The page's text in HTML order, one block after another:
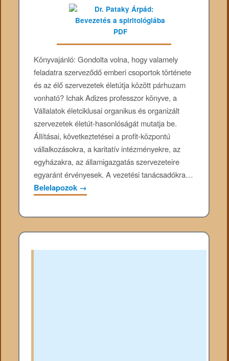
Könyvajánló: Gondolta ​volna, hogy valamely
feladatra szerveződő emberi csoportok története
és az élő szervezetek életútja között párhuzam
vonható? Ichak Adizes professzor könyve, a
Vállalatok életciklusai organikus és organizált
szervezetek életút-hasonlóságát mutatja be.
Állításai, következtetései a profit-központú
vállalkozásokra, a karitatív intézményekre, az
egyházakra, az államigazgatás szervezeteire
egyaránt érvényesek. A vezetési tanácsadókra…
Belelapozok →